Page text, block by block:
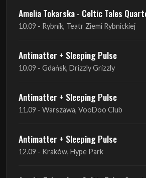
Antimatter + Sleeping Pulse
Antimatter + Sleeping Pulse
11.09 - Warszawa, VooDoo Club
Antimatter + Sleeping Pulse
12.09 - Kraków, Hype Park
Amelia Tokarska - Celtic Tales Quartet
19.09 - Brześć Kujawski, Wahadło
Liquid Shadows